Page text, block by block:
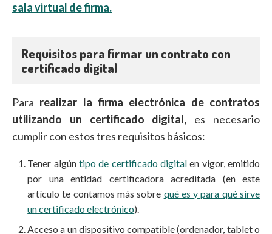
sala virtual de firma.
Requisitos para firmar un contrato con
certificado digital
Para realizar la firma electrónica de contratos
utilizando un certificado digital, es necesario
cumplir con estos tres requisitos básicos:
Tener algún tipo de certificado digitalen vigor, emitido
por una entidad certificadora acreditada (en este
artículo te contamos más sobre qué es y para qué sirve
un certificado electrónico).
Acceso a un dispositivo compatible (ordenador, tablet o